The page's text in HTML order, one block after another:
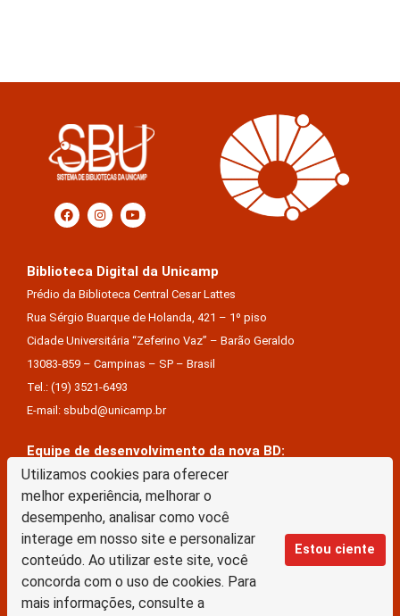
Utilizamos cookies para oferecer
melhor experiência, melhorar o
desempenho, analisar como você
interage em nosso site e personalizar
conteúdo. Ao utilizar este site, você
concorda com o uso de cookies. Para
mais informações, consulte a
Estou ciente
Biblioteca Digital da Unicamp
Prédio da Biblioteca Central Cesar Lattes
Rua Sérgio Buarque de Holanda, 421 – 1º piso
Cidade Universitária “Zeferino Vaz” – Barão Geraldo
13083-859 – Campinas – SP – Brasil
Tel.: (19) 3521-6493
E-mail: sbubd@unicamp.br
Equipe de desenvolvimento da nova BD:
Keite Aparecida Duarte
Márcio Vinícius De Jesus Almeida
Saul Victor De Castro E Silva
A Biblioteca Digital da Unicamp está licenciado com uma Licença Creative Commons –
Atribuição Sem Derivações 4.0 Internacional